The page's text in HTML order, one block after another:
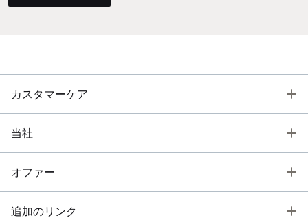
カスタマーケア
当社
オファー
追加のリンク